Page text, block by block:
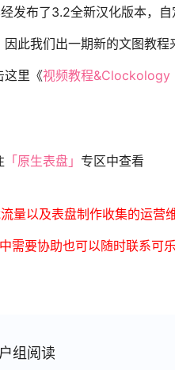
发布了3.2全新汉化版本，
此我们出一期新的文图教
这里《视频教程&Clockology
「原生表盘」 专区中查看
量以及表盘制作收集的运营
需要协助也可以随时联系可
组阅读